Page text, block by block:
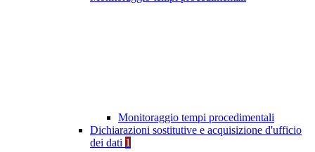
Monitoraggio tempi procedimentali
Dichiarazioni sostitutive e acquisizione d'ufficio
dei dati 1